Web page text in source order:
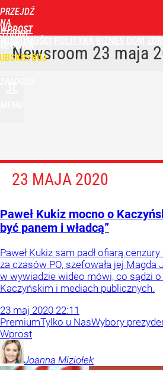
PRZEJDŹ
NA
STRONĘ
GŁÓWNĄ
WPROST
Newsroom 23 maja
23 MAJA 2020
Paweł Kukiz mocno o
być panem i władcą”
Paweł Kukiz sam padł ofiarą
za czasów PO, szefowała jej Magda
w wywiadzie wideo mówi, co sądzi
Kaczyńskim i mediach publicznych.
23 maj 2020 22:11
PremiumTylko u NasWybory
Wprost
Joanna Miziołek